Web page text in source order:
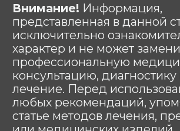
копирование материалов или подборки
материалов сайта, элементов дизайна и
оформления запрещено | 2026 |
Источник: https://лежачим.рф
# аренда # кроватей # для лежачих #
для больных # медицинских # прокат #
напрокат # москва # область #
функциональных # взять # мед #
больничных # инвалидных # Burmeier
# подъемный механизм #